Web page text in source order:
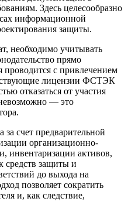
Здесь целесообразно
информационной
защиты.
необходимо учитывать
прямо
проводится с привлечением
лицензии ФСТЭК
отказаться от участия
— это
счет предварительной
организационно-
инвентаризации активов,
средств защиты и
до выхода на
позволяет сократить
и, как следствие,